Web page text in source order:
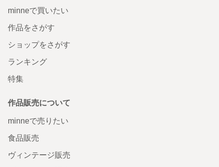
minneで買いたい
作品をさがす
ショップをさがす
ランキング
特集
作品販売について
minneで売りたい
食品販売
ヴィンテージ販売